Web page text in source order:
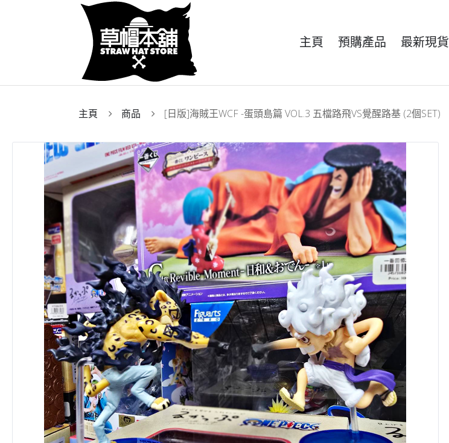
主頁 預購產品 最新現貨
主頁 商品 [日版]海賊王WCF -蛋頭島篇 VOL.3 五檔路飛VS覺醒路基 (2個SET)